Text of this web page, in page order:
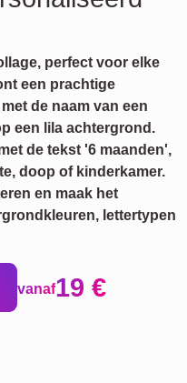
perfect voor elke
een prachtige
de naam van een
een lila achtergrond.
de tekst '6 maanden',
doop of kinderkamer.
en maak het
lettertypen
vanaf19 €